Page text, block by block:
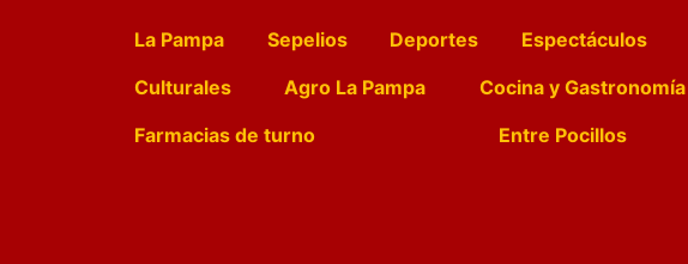
La Pampa Sepelios Deportes Espectáculos
Culturales
Agro La Pampa Cocina y Gastronomía
Farmacias de turno
Entre Pocillos